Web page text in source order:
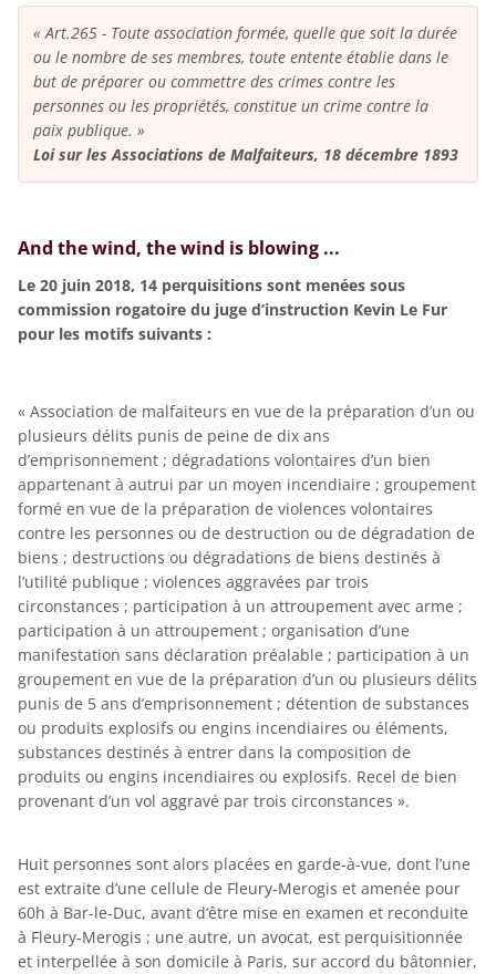
« Art.265 - Toute association formée, quelle que soit la durée
ou le nombre de ses membres, toute entente établie dans le
but de préparer ou commettre des crimes contre les
personnes ou les propriétés, constitue un crime contre la
paix publique. »
Loi sur les Associations de Malfaiteurs, 18 décembre 1893
And the wind, the wind is blowing ...
Le 20 juin 2018, 14 perquisitions sont menées sous
commission rogatoire du juge d’instruction Kevin Le Fur
pour les motifs suivants :
« Association de malfaiteurs en vue de la préparation d’un ou
plusieurs délits punis de peine de dix ans
d’emprisonnement ; dégradations volontaires d’un bien
appartenant à autrui par un moyen incendiaire ; groupement
formé en vue de la préparation de violences volontaires
contre les personnes ou de destruction ou de dégradation de
biens ; destructions ou dégradations de biens destinés à
l’utilité publique ; violences aggravées par trois
circonstances ; participation à un attroupement avec arme ;
participation à un attroupement ; organisation d’une
manifestation sans déclaration préalable ; participation à un
groupement en vue de la préparation d’un ou plusieurs délits
punis de 5 ans d’emprisonnement ; détention de substances
ou produits explosifs ou engins incendiaires ou éléments,
substances destinés à entrer dans la composition de
produits ou engins incendiaires ou explosifs. Recel de bien
provenant d’un vol aggravé par trois circonstances ».
Huit personnes sont alors placées en garde-à-vue, dont l’une
est extraite d’une cellule de Fleury-Merogis et amenée pour
60h à Bar-le-Duc, avant d’être mise en examen et reconduite
à Fleury-Merogis ; une autre, un avocat, est perquisitionnée
et interpellée à son domicile à Paris, sur accord du bâtonnier,